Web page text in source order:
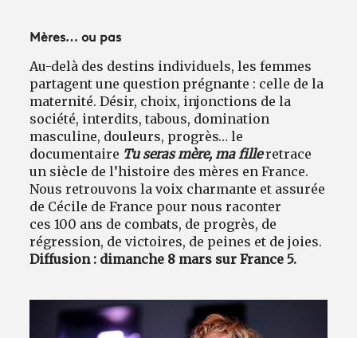
Mères… ou pas
Au-delà des destins individuels, les femmes
partagent une question prégnante : celle de la
maternité. Désir, choix, injonctions de la
société, interdits, tabous, domination
masculine, douleurs, progrès… le
documentaire Tu seras mère, ma filleretrace
un siècle de l’histoire des mères en France.
Nous retrouvons la voix charmante et assurée
de Cécile de France pour nous raconter
ces 100 ans de combats, de progrès, de
régression, de victoires, de peines et de joies.
Diffusion : dimanche 8 mars sur France 5.